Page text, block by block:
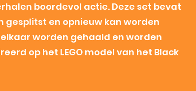
boordevol actie. Deze set bevat
gesplitst en opnieuw kan worden
worden gehaald en worden
op het LEGO model van het Black